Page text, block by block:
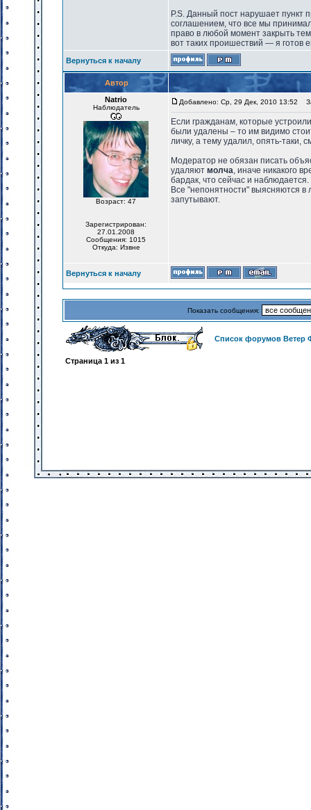
P.S. Данный пост нарушает пункт
соглашением, что все мы
право в любой момент закрыть
вот таких проишествий — я готов
Вернуться к началу
Автор
Natrio
Наблюдатель
Возраст: 47
Зарегистрирован:
27.01.2008
Сообщения: 1015
Откуда: Извне
Добавлено: Ср, 29 Дек, 2010 13:52
Если гражданам, которые
были удалены – то им видимо
личку, а тему удалил, опять-таки,
Модератор не обязан писать
удаляют молча, иначе никакого
бардак, что сейчас и наблюдается.
Все "непонятности" выясняются
запутывают.
Вернуться к началу
Показать сообщения:
Список форумов Ветер
Страница 1 из 1